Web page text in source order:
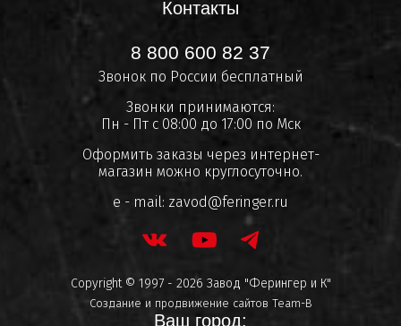
Контакты
8 800 600 82 37
Звонок по России бесплатный
Звонки принимаются:
Пн - Пт с 08:00 до 17:00 по Мск
Оформить заказы через интернет-
магазин можно круглосуточно.
e - mail: zavod@feringer.ru
Copyright © 1997 - 2026 Завод "Ферингер и К"
Создание и продвижение сайтов Team-B
Ваш город: